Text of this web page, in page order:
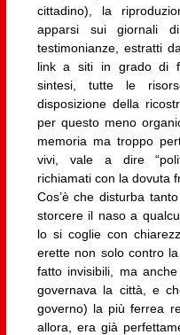
cittadino), la
apparsi sui giornali
testimonianze, estratti
link a siti in grado di
sintesi, tutte le
disposizione della
per questo meno
memoria ma troppo
vivi, vale a dire
richiamati con la dovuta
Cos’è che disturba
storcere il naso a
lo si coglie con
erette non solo contro
fatto invisibili, ma
governava la città, e
governo) la più ferrea
allora, era già